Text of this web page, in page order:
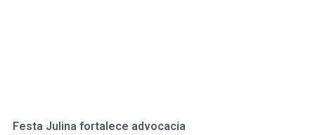
Festa Julina fortalece advocacia